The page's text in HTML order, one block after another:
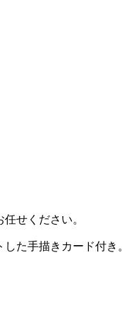
せください。
た手描きカード付き。